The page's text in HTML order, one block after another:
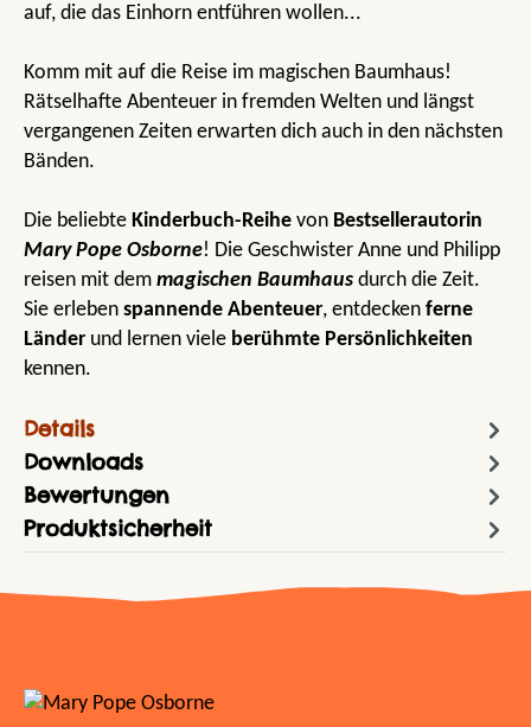
auf, die das Einhorn entführen wollen...
Komm mit auf die Reise im magischen Baumhaus!
Rätselhafte Abenteuer in fremden Welten und längst
vergangenen Zeiten erwarten dich auch in den nächsten
Bänden.
Die beliebte Kinderbuch-Reihe von Bestsellerautorin
Mary Pope Osborne! Die Geschwister Anne und Philipp
reisen mit dem magischen Baumhaus durch die Zeit.
Sie erleben spannende Abenteuer, entdecken ferne
Länder und lernen viele berühmte Persönlichkeiten
kennen.
Details
Downloads
Bewertungen
Produktsicherheit